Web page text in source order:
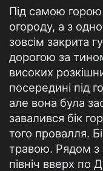
Під самою
огороду, а з
зовсім закрита
дорогою за
високих
посередині під
але вона була
завалився бік
того провалля.
травою. Рядом
північ вверх по